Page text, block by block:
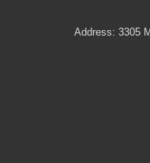
Address: 3305